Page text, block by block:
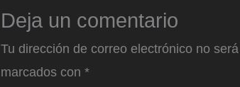
Deja un comentario
Tu dirección de correo electrónico no
marcados con *